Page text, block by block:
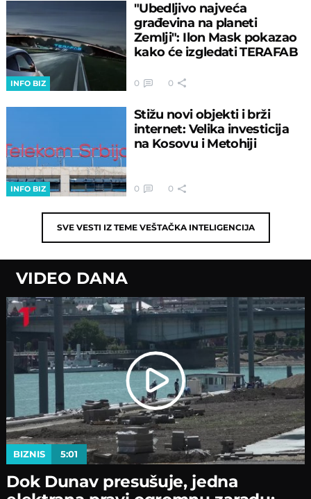
INFO BIZ
"Ubedljivo najveća
građevina na planeti
Zemlji": Ilon Mask pokazao
kako će izgledati TERAFAB
0 0
INFO BIZ
Stižu novi objekti i brži
internet: Velika investicija
na Kosovu i Metohiji
0 0
SVE VESTI IZ TEME VEŠTAČKA INTELIGENCIJA
VIDEO DANA
BIZNIS 5:01
Dok Dunav presušuje, jedna